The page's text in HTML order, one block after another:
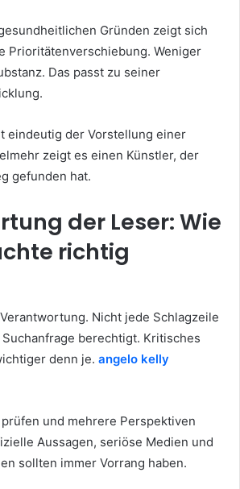
Gründen zeigt sich
Prioritätenverschiebung. Weniger
Das passt zu seiner
eindeutig der Vorstellung einer
zeigt es einen Künstler, der
gefunden hat.
der Leser: Wie
richtig
Nicht jede Schlagzeile
berechtigt. Kritisches
denn je. angelo kelly
und mehrere Perspektiven
Aussagen, seriöse Medien und
sollten immer Vorrang haben.